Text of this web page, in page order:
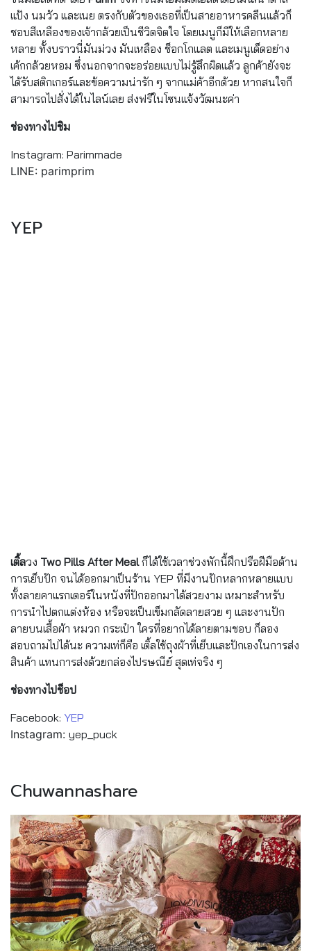
แป้ง นมวัว และเนย ตรงกับตัวของเธอที่เป็นสายอาหารคลีนแล้วก็
ชอบสีเหลืองของเจ้ากล้วยเป็นชีวิตจิตใจ โดยเมนูก็มีให้เลือกหลาย
หลาย ทั้งบราวนี่มันม่วง มันเหลือง ช็อกโกแลต และเมนูเด็ดอย่าง
เค้กกล้วยหอม ซึ่งนอกจากจะอร่อยแบบไม่รู้สึกผิดแล้ว ลูกค้ายังจะ
ได้รับสติกเกอร์และข้อความน่ารัก ๆ จากแม่ค้าอีกด้วย หากสนใจก็
สามารถไปสั่งได้ในไลน์เลย ส่งฟรีในโซนแจ้งวัฒนะค่า
ช่องทางไปชิม
Instagram: Parimmade
LINE: parimprim
YEP
เติ้ลวง Two Pills After Mealก็ได้ใช้เวลาช่วงพักนี้ฝึกปรือฝีมือด้าน
การเย็บปัก จนได้ออกมาเป็นร้าน YEP ที่มีงานปักหลากหลายแบบ
ทั้งลายคาแรกเตอร์ในหนังที่ปักออกมาได้สวยงาม เหมาะสำหรับ
การนำไปตกแต่งห้อง หรือจะเป็นเข็มกลัดลายสวย ๆ และงานปัก
ลายบนเสื้อผ้า หมวก กระเป๋า ใครที่อยากได้ลายตามชอบ ก็ลอง
สอบถามไปได้นะ ความเท่ก็คือ เติ้ลใช้ถุงผ้าที่เย็บและปักเองในการส่ง
สินค้า แทนการส่งด้วยกล่องไปรษณีย์ สุดเท่จริง ๆ
ช่องทางไปช็อป
Facebook: YEP
Instagram: yep_puck
Chuwannashare